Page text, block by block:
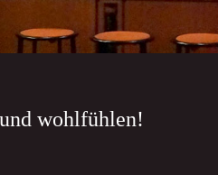
wohlfühlen!